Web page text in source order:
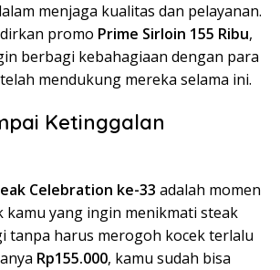
menjaga kualitas dan pelayanan.
promo Prime Sirloin 155 Ribu,
berbagi kebahagiaan dengan para
mendukung mereka selama ini.
Ketinggalan
Celebration ke-33 adalah momen
yang ingin menikmati steak
tanpa harus merogoh kocek terlalu
Rp155.000, kamu sudah bisa